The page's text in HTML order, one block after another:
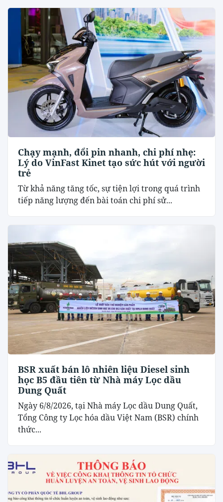
Chạy mạnh, đổi pin nhanh, chi phí nhẹ:
Lý do VinFast Kinet tạo sức hút với người
trẻ
Từ khả năng tăng tốc, sự tiện lợi trong quá trình
tiếp năng lượng đến bài toán chi phí sử...
BSR xuất bán lô nhiên liệu Diesel sinh
học B5 đầu tiên từ Nhà máy Lọc dầu
Dung Quất
Ngày 6/8/2026, tại Nhà máy Lọc dầu Dung Quất,
Tổng Công ty Lọc hóa dầu Việt Nam (BSR) chính
thức...